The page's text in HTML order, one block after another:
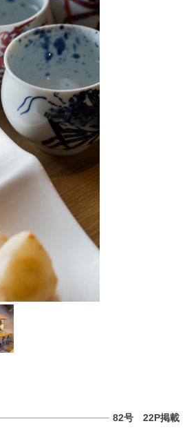
82号 22P掲載